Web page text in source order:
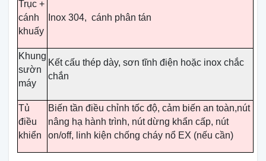
Trục +
cánh
khuấy
Inox 304, cánh phân tán
Khung
sườn
máy
Kết cấu thép dày, sơn tĩnh điện hoặc inox chắc
chắn
Tủ
điều
khiển
Biến tần điều chỉnh tốc độ, cảm biến an toàn,nút
nâng hạ hành trình, nút dừng khẩn cấp, nút
on/off, linh kiện chống cháy nổ EX (nếu cần)